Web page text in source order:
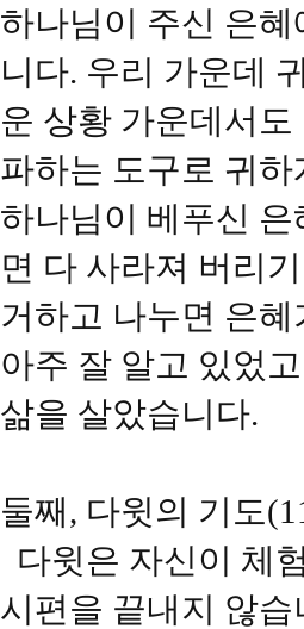
하나님이 주신 은
니다. 우리 가운데
운 상황 가운데서
파하는 도구로 귀
하나님이 베푸신
면 다 사라져 버리
거하고 나누면 은
아주 잘 알고 있었
삶을 살았습니다.
둘째, 다윗의 기도
다윗은 자신이 체
시편을 끝내지 않